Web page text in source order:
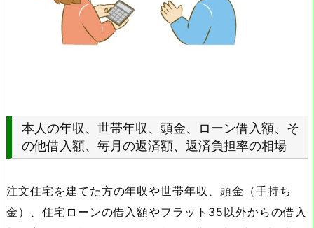
本人の年収、世帯年収、頭金、ローン借入額、そ
の他借入額、毎月の返済額、返済負担率の相場
注文住宅を建てた方の年収や世帯年収、頭金（手持ち
金）、住宅ローンの借入額やフラット35以外からの借入